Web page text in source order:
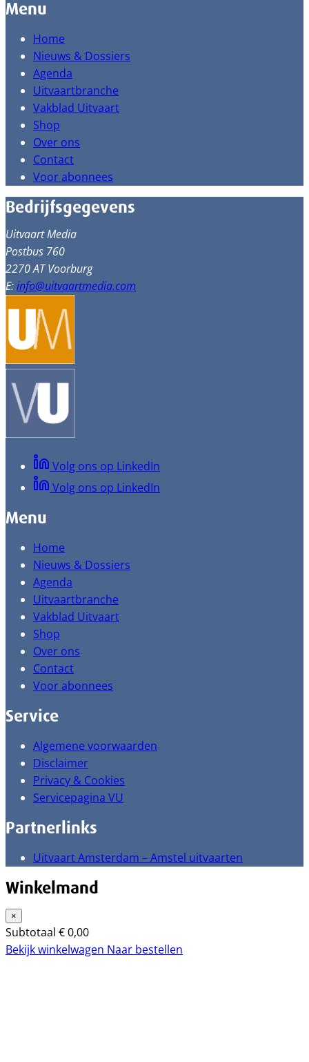
Menu
Home
Nieuws & Dossiers
Agenda
Uitvaartbranche
Vakblad Uitvaart
Shop
Over ons
Contact
Voor abonnees
Bedrijfsgegevens
Uitvaart Media
Postbus 760
2270 AT Voorburg
E:info@uitvaartmedia.com
Volg ons op LinkedIn
Volg ons op LinkedIn
Menu
Home
Nieuws & Dossiers
Agenda
Uitvaartbranche
Vakblad Uitvaart
Shop
Over ons
Contact
Voor abonnees
Service
Algemene voorwaarden
Disclaimer
Privacy & Cookies
Servicepagina VU
Partnerlinks
Uitvaart Amsterdam – Amstel uitvaarten
Winkelmand
×
Subtotaal €0,00
Bekijk winkelwagen Naar bestellen